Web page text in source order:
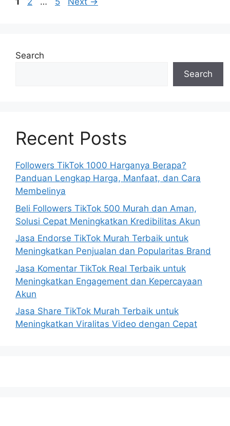
Search
Search
Recent Posts
Followers TikTok 1000 Harganya Berapa?
Panduan Lengkap Harga, Manfaat, dan Cara
Membelinya
Beli Followers TikTok 500 Murah dan Aman,
Solusi Cepat Meningkatkan Kredibilitas Akun
Jasa Endorse TikTok Murah Terbaik untuk
Meningkatkan Penjualan dan Popularitas Brand
Jasa Komentar TikTok Real Terbaik untuk
Meningkatkan Engagement dan Kepercayaan
Akun
Jasa Share TikTok Murah Terbaik untuk
Meningkatkan Viralitas Video dengan Cepat